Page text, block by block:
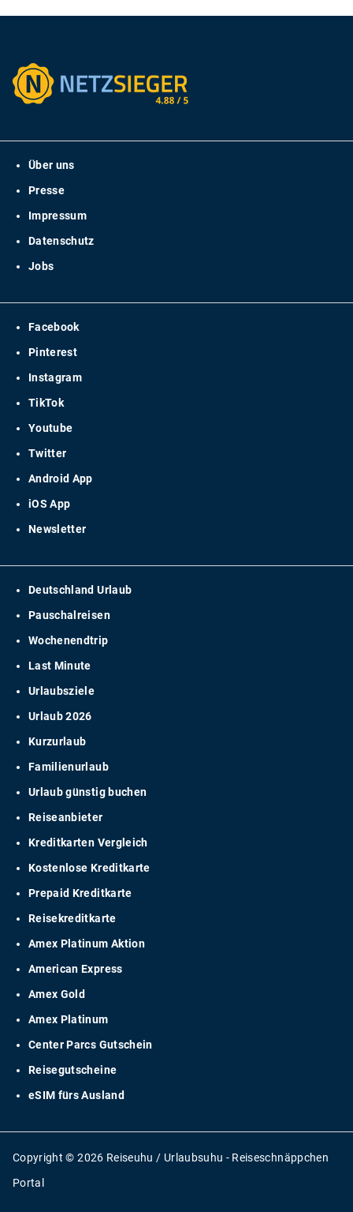
Über uns
Presse
Impressum
Datenschutz
Jobs
Facebook
Pinterest
Instagram
TikTok
Youtube
Twitter
Android App
iOS App
Newsletter
Deutschland Urlaub
Pauschalreisen
Wochenendtrip
Last Minute
Urlaubsziele
Urlaub 2026
Kurzurlaub
Familienurlaub
Urlaub günstig buchen
Reiseanbieter
Kreditkarten Vergleich
Kostenlose Kreditkarte
Prepaid Kreditkarte
Reisekreditkarte
Amex Platinum Aktion
American Express
Amex Gold
Amex Platinum
Center Parcs Gutschein
Reisegutscheine
eSIM fürs Ausland
Copyright © 2026 Reiseuhu / Urlaubsuhu - Reiseschnäppchen
Portal